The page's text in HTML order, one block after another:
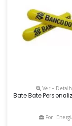
Ver +
Bate Bate
Por: